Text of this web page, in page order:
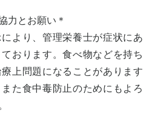
力とお願い＊
より、管理栄養士が症状にあ
おります。食べ物などを持ち
上問題になることがあります
た食中毒防止のためにもよろ